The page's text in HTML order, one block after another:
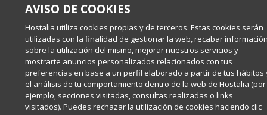
AVISO DE COOKIES
Hostalia utiliza cookies propias y de terceros. Estas cookies serán
utilizadas con la finalidad de gestionar la web, recabar
sobre la utilización del mismo, mejorar nuestros servicios y
mostrarte anuncios personalizados relacionados con tus
preferencias en base a un perfil elaborado a partir de tus hábitos
el análisis de tu comportamiento dentro de la web de Hostalia (por
ejemplo, secciones visitadas, consultas realizadas o links
visitados). Puedes rechazar la utilización de cookies haciendo clic